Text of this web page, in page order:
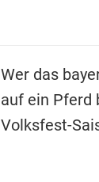
Wer das
auf ein Pferd
Volksfest-